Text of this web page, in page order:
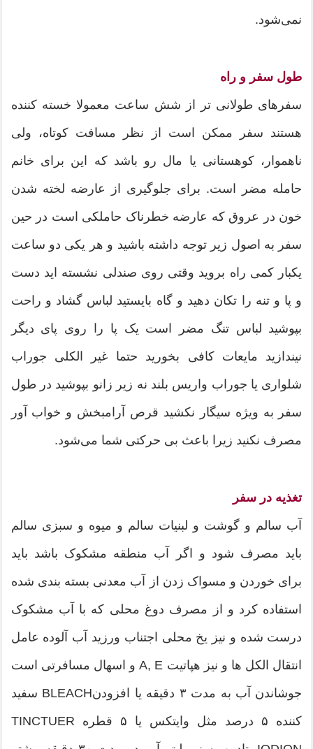
نمی‌شود.
طول سفر و راه
سفرهای طولانی تر از شش ساعت معمولا خسته کننده
هستند سفر ممکن است از نظر مسافت کوتاه، ولی
ناهموار، کوهستانی یا مال رو باشد که این برای خانم
حامله مضر است. برای جلوگیری از عارضه لخته شدن
خون در عروق که عارضه خطرناک حاملکی است در حین
سفر به اصول زیر توجه داشته باشید و هر یکی دو ساعت
یکبار کمی راه بروید وقتی روی صندلی نشسته اید دست
و پا و تنه را تکان دهید و گاه بایستید لباس گشاد و راحت
بپوشید لباس تنگ مضر است یک پا را روی پای دیگر
نیندازید مایعات کافی بخورید حتما غیر الکلی جوراب
شلواری یا جوراب واریس بلند نه زیر زانو بپوشید در طول
سفر به ویژه سیگار نکشید قرص آرامبخش و خواب آور
مصرف نکنید زیرا باعث بی حرکتی شما می‌شود.
تغذیه در سفر
آب سالم و گوشت و لبنیات سالم و میوه و سبزی سالم
باید مصرف شود و اگر آب منطقه مشکوک باشد باید
برای خوردن و مسواک زدن از آب معدنی بسته بندی شده
استفاده کرد و از مصرف دوغ محلی که با آب مشکوک
درست شده و نیز یخ محلی اجتناب ورزید آب آلوده عامل
انتقال الکل ها و نیز هپاتیت A, E و اسهال مسافرتی است
جوشاندن آب به مدت ۳ دقیقه یا افزودنBLEACH سفید
کننده ۵ درصد مثل وایتکس یا ۵ قطره TINCTUER